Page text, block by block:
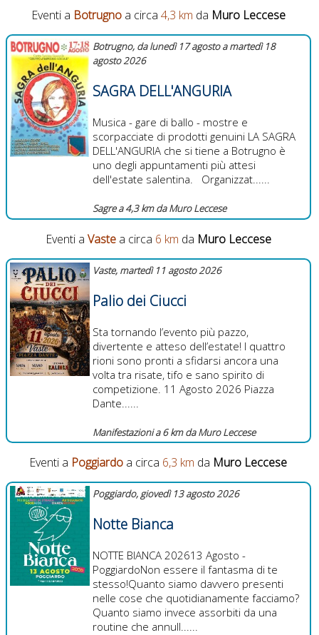
Eventi a Botrugnoa circa 4,3 km da Muro Leccese
Botrugno, da lunedì 17 agosto a martedì 18
agosto 2026
SAGRA DELL'ANGURIA
Musica - gare di ballo - mostre e
scorpacciate di prodotti genuini LA SAGRA
DELL'ANGURIA che si tiene a Botrugno è
uno degli appuntamenti più attesi
dell'estate salentina. Organizzat......
Sagre a 4,3 km da Muro Leccese
Eventi a Vastea circa 6 km da Muro Leccese
Vaste, martedì 11 agosto 2026
Palio dei Ciucci
Sta tornando l’evento più pazzo,
divertente e atteso dell’estate! I quattro
rioni sono pronti a sfidarsi ancora una
volta tra risate, tifo e sano spirito di
competizione. 11 Agosto 2026 Piazza
Dante......
Manifestazioni a 6 km da Muro Leccese
Eventi a Poggiardo a circa 6,3 km da Muro Leccese
Poggiardo, giovedì 13 agosto 2026
Notte Bianca
NOTTE BIANCA 202613 Agosto -
PoggiardoNon essere il fantasma di te
stesso!Quanto siamo davvero presenti
nelle cose che quotidianamente facciamo?
Quanto siamo invece assorbiti da una
routine che annull......